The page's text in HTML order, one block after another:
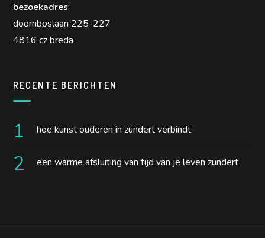
bezoekadres:
doornboslaan 225-227
4816 cz breda
RECENTE BERICHTEN
hoe kunst ouderen in zundert verbindt
een warme afsluiting van tijd van je leven zundert